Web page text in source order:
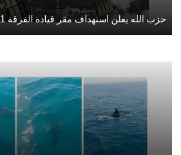
حزب الله يعلن استهداف مقر قيادة الفرقة 91